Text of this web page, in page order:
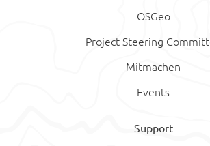
OSGeo
Project Steering
Mitmachen
Events
Support